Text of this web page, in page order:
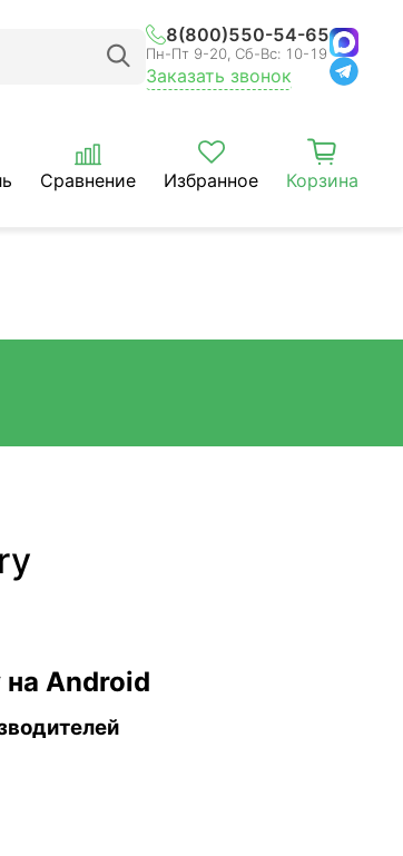
8(800)550-54-65
Пн-Пт 9-20, Сб-Вс: 10-19
Заказать звонок
Сравнение Избранное Корзина
на Android